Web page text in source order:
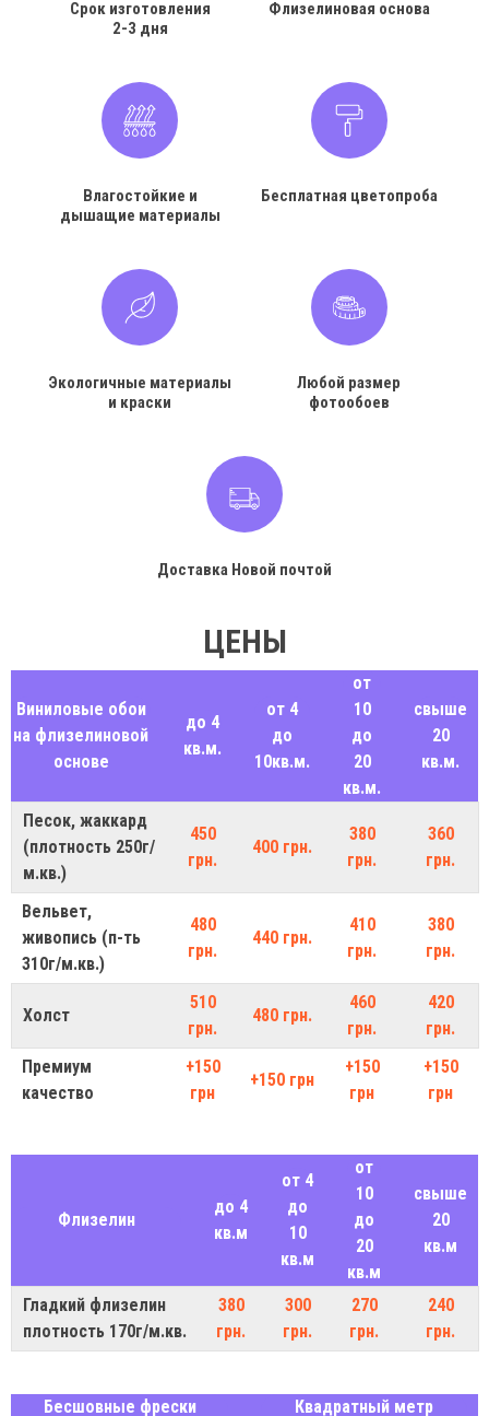
Срок изготовления
2-3 дня
Флизелиновая основа
Влагостойкие и
дышащие материалы
Бесплатная цветопроба
Экологичные материалы
и краски
Любой размер
фотообоев
Доставка Новой почтой
ЦЕНЫ
Виниловые обои
на флизелиновой
основе
до 4
кв.м.
от 4
до
10кв.м.
от
10
до
20
кв.м.
свыше
20
кв.м.
Песок, жаккард
(плотность 250г/
м.кв.)
450
грн.
400 грн.
380
грн.
360
грн.
Вельвет,
живопись (п-ть
310г/м.кв.)
480
грн.
440 грн.
410
грн.
380
грн.
Холст
510
грн.
480 грн.
460
грн.
420
грн.
Премиум
качество
+150
грн
+150 грн
+150
грн
+150
грн
Флизелин
до 4
кв.м
от 4
до
10
кв.м
от
10
до
20
кв.м
свыше
20
кв.м
Гладкий флизелин
плотность 170г/м.кв.
380
грн.
300
грн.
270
грн.
240
грн.
Бесшовные фрески
Квадратный метр